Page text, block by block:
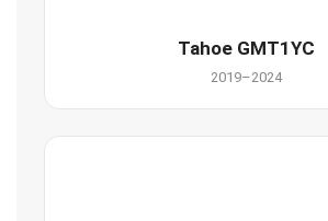
Tahoe GMT1YC
2019–2024